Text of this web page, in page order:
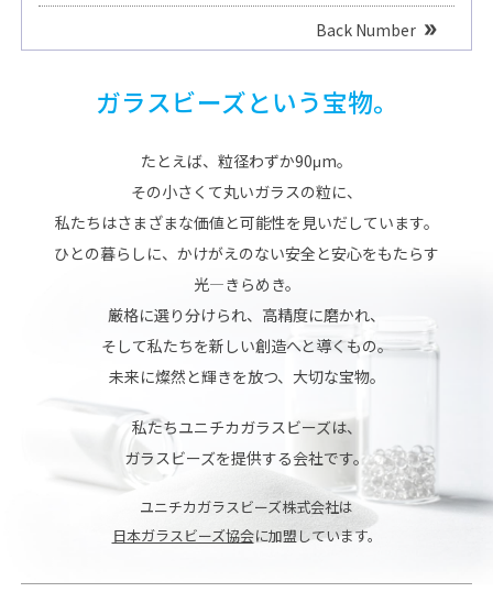
Back Number
ガラスビーズという宝物。
たとえば、粒径わずか90μm。
その小さくて丸いガラスの粒に、
私たちはさまざまな価値と可能性を 見いだしています。
ひとの暮らしに、 かけがえのない安全と安心をもたらす
光—きらめき。
厳格に選り分けられ、 高精度に磨かれ、
そして私たちを新しい創造へと導くもの。
未来に燦然と輝きを放つ、 大切な宝物。
私たちユニチカガラスビーズは、
ガラスビーズを提供する会社です。
ユニチカガラスビーズ株式会社は
日本ガラスビーズ協会に加盟しています。